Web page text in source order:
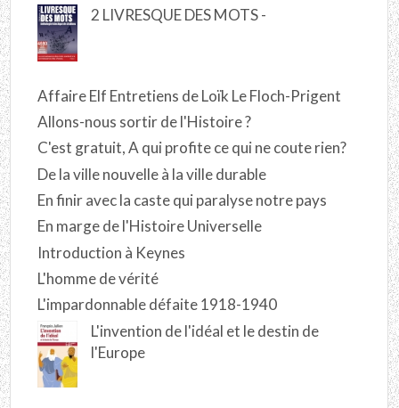
2 LIVRESQUE DES MOTS -
Affaire Elf Entretiens de Loïk Le Floch-Prigent
Allons-nous sortir de l'Histoire ?
C'est gratuit, A qui profite ce qui ne coute rien?
De la ville nouvelle à la ville durable
En finir avec la caste qui paralyse notre pays
En marge de l'Histoire Universelle
Introduction à Keynes
L'homme de vérité
L'impardonnable défaite 1918-1940
L'invention de l'idéal et le destin de
l'Europe